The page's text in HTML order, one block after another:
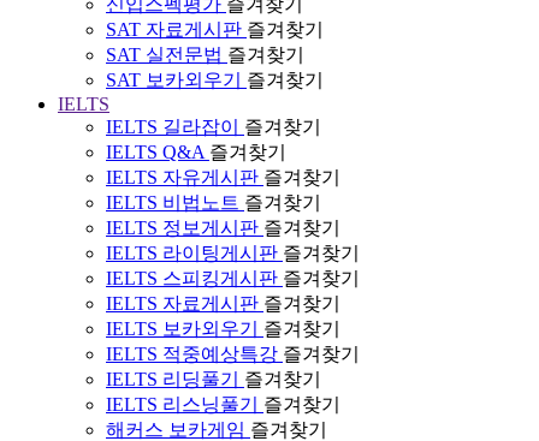
SAT 자료게시판 즐겨찾기
SAT 실전문법 즐겨찾기
SAT 보카외우기
즐겨찾기
IELTS
IELTS 길라잡이
즐겨찾기
IELTS Q&A 즐겨찾기
IELTS 자유게시판 즐겨찾기
IELTS 비법노트 즐겨찾기
IELTS 정보게시판 즐겨찾기
IELTS 라이팅게시판 즐겨찾기
IELTS 스피킹게시판 즐겨찾기
IELTS 자료게시판 즐겨찾기
IELTS 보카외우기
즐겨찾기
IELTS 적중예상특강 즐겨찾기
IELTS 리딩풀기
즐겨찾기
IELTS 리스닝풀기
즐겨찾기
해커스 보카게임 즐겨찾기